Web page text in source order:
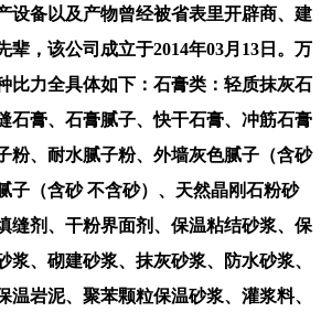
设备以及产物曾经被省表里开辟商、建
辈，该公司成立于2014年03月13日。万
比力全具体如下：石膏类：轻质抹灰石
石膏、石膏腻子、快干石膏、冲筋石膏
粉、耐水腻子粉、外墙灰色腻子（含砂
子（含砂 不含砂）、天然晶刚石粉砂
缝剂、干粉界面剂、保温粘结砂浆、保
浆、砌建砂浆、抹灰砂浆、防水砂浆、
温岩泥、聚苯颗粒保温砂浆、灌浆料、